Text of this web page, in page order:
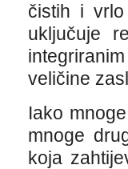
čistih i
uključuje
veličine
Iako
mnoge
koja